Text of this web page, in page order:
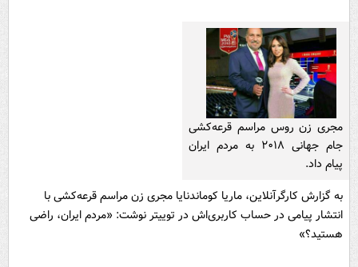
مجری زن روس مراسم قرعه‌کشی
جام جهانی ۲۰۱۸ به مردم ایران
پیام داد.
به گزارش کارگرآنلاین، ماریا کوماندنایا مجری زن مراسم قرعه‌کشی با
انتشار پیامی در حساب کاربری‌اش در توییتر نوشت: «مردم ایران، راضی
هستید؟»